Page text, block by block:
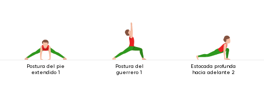
Postura del pie
extendido 1
Postura del
guerrero 1
Estocada profunda
hacia adelante 2